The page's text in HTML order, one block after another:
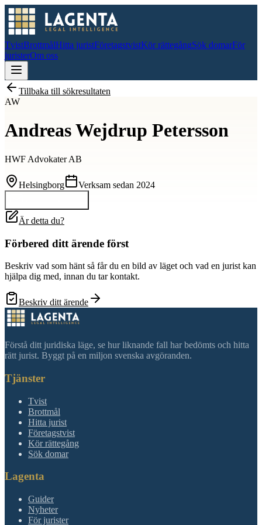
TvistBrottmålHitta juristFöretagstvistKör rättegångSök domarFör
juristerOm oss
Tillbaka till sökresultaten
AW
Andreas Wejdrup Petersson
HWF Advokater AB
Helsingborg Verksam sedan 2024
Är detta du?
Förbered ditt ärende först
Beskriv vad som hänt så får du en bild av läget och vad en jurist kan
hjälpa dig med, innan du tar kontakt.
Beskriv ditt ärende
Förstå ditt juridiska läge, se hur liknande fall har bedömts och hitta
rätt jurist. Byggt på en miljon svenska avgöranden.
Tjänster
Tvist
Brottmål
Hitta jurist
Företagstvist
Kör rättegång
Sök domar
Lagenta
Guider
Nyheter
För jurister